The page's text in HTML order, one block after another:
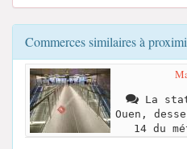
Commerces similaires à
La
Ouen,
14 du